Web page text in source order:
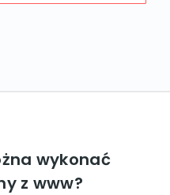
wykonać
z www?